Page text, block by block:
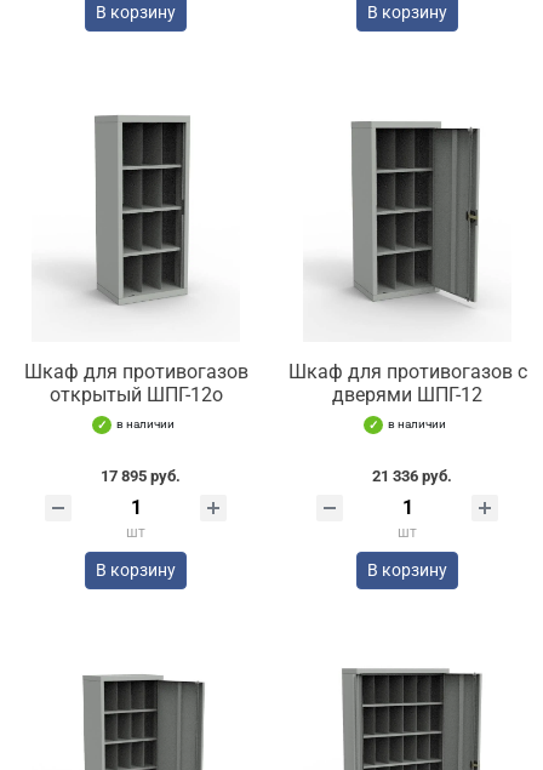
В корзину В корзину
Шкаф для противогазов
открытый ШПГ-12о
в наличии
17 895 руб.
шт
В корзину
Шкаф для противогазов с
дверями ШПГ-12
в наличии
21 336 руб.
шт
В корзину